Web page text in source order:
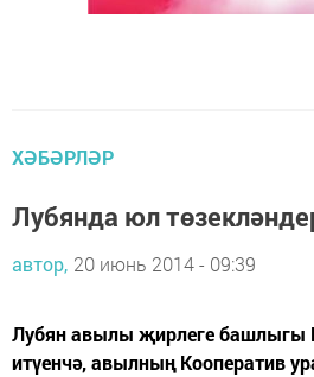
ХӘБӘРЛӘР
Лубянда юл
автор, 20 июнь 2014 - 09:39
Лубян авылы җирлеге башлыгы
итүенчә, авылның Кооператив